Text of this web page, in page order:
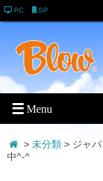
PC SP
> 未分類> ジャパ
中^-^